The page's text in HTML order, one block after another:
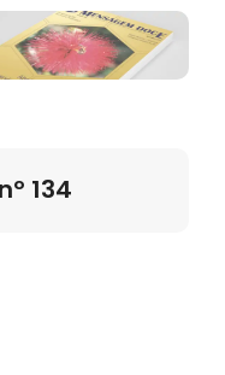
134